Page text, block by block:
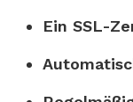
Ein SSL-